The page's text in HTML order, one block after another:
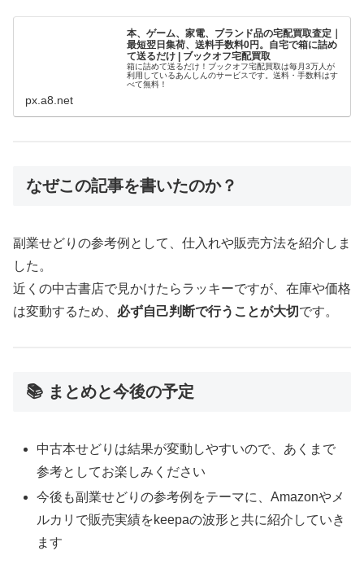
本、ゲーム、家電、ブランド品の宅配買取査定｜
最短翌日集荷、送料手数料0円。自宅で箱に詰め
て送るだけ | ブックオフ宅配買取
箱に詰めて送るだけ！ブックオフ宅配買取は毎月3万人が
利用しているあんしんのサービスです。送料・手数料はす
べて無料！
px.a8.net
なぜこの記事を書いたのか？
副業せどりの参考例として、仕入れや販売方法を紹介しま
した。
近くの中古書店で見かけたらラッキーですが、在庫や価格
は変動するため、 必ず自己判断で行うことが大切 です。
📚 まとめと今後の予定
中古本せどりは結果が変動しやすいので、あくまで
参考としてお楽しみください
今後も副業せどりの参考例をテーマに、Amazonやメ
ルカリで販売実績をkeepaの波形と共に紹介していき
ます